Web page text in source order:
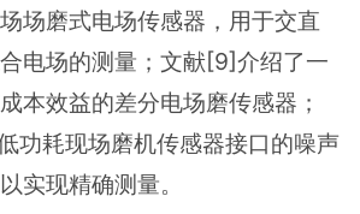
场磨式电场传感器，用于交直
电场的测量；文献[9]介绍了一
本效益的差分电场磨传感器；
功耗现场磨机传感器接口的噪声
实现精确测量。